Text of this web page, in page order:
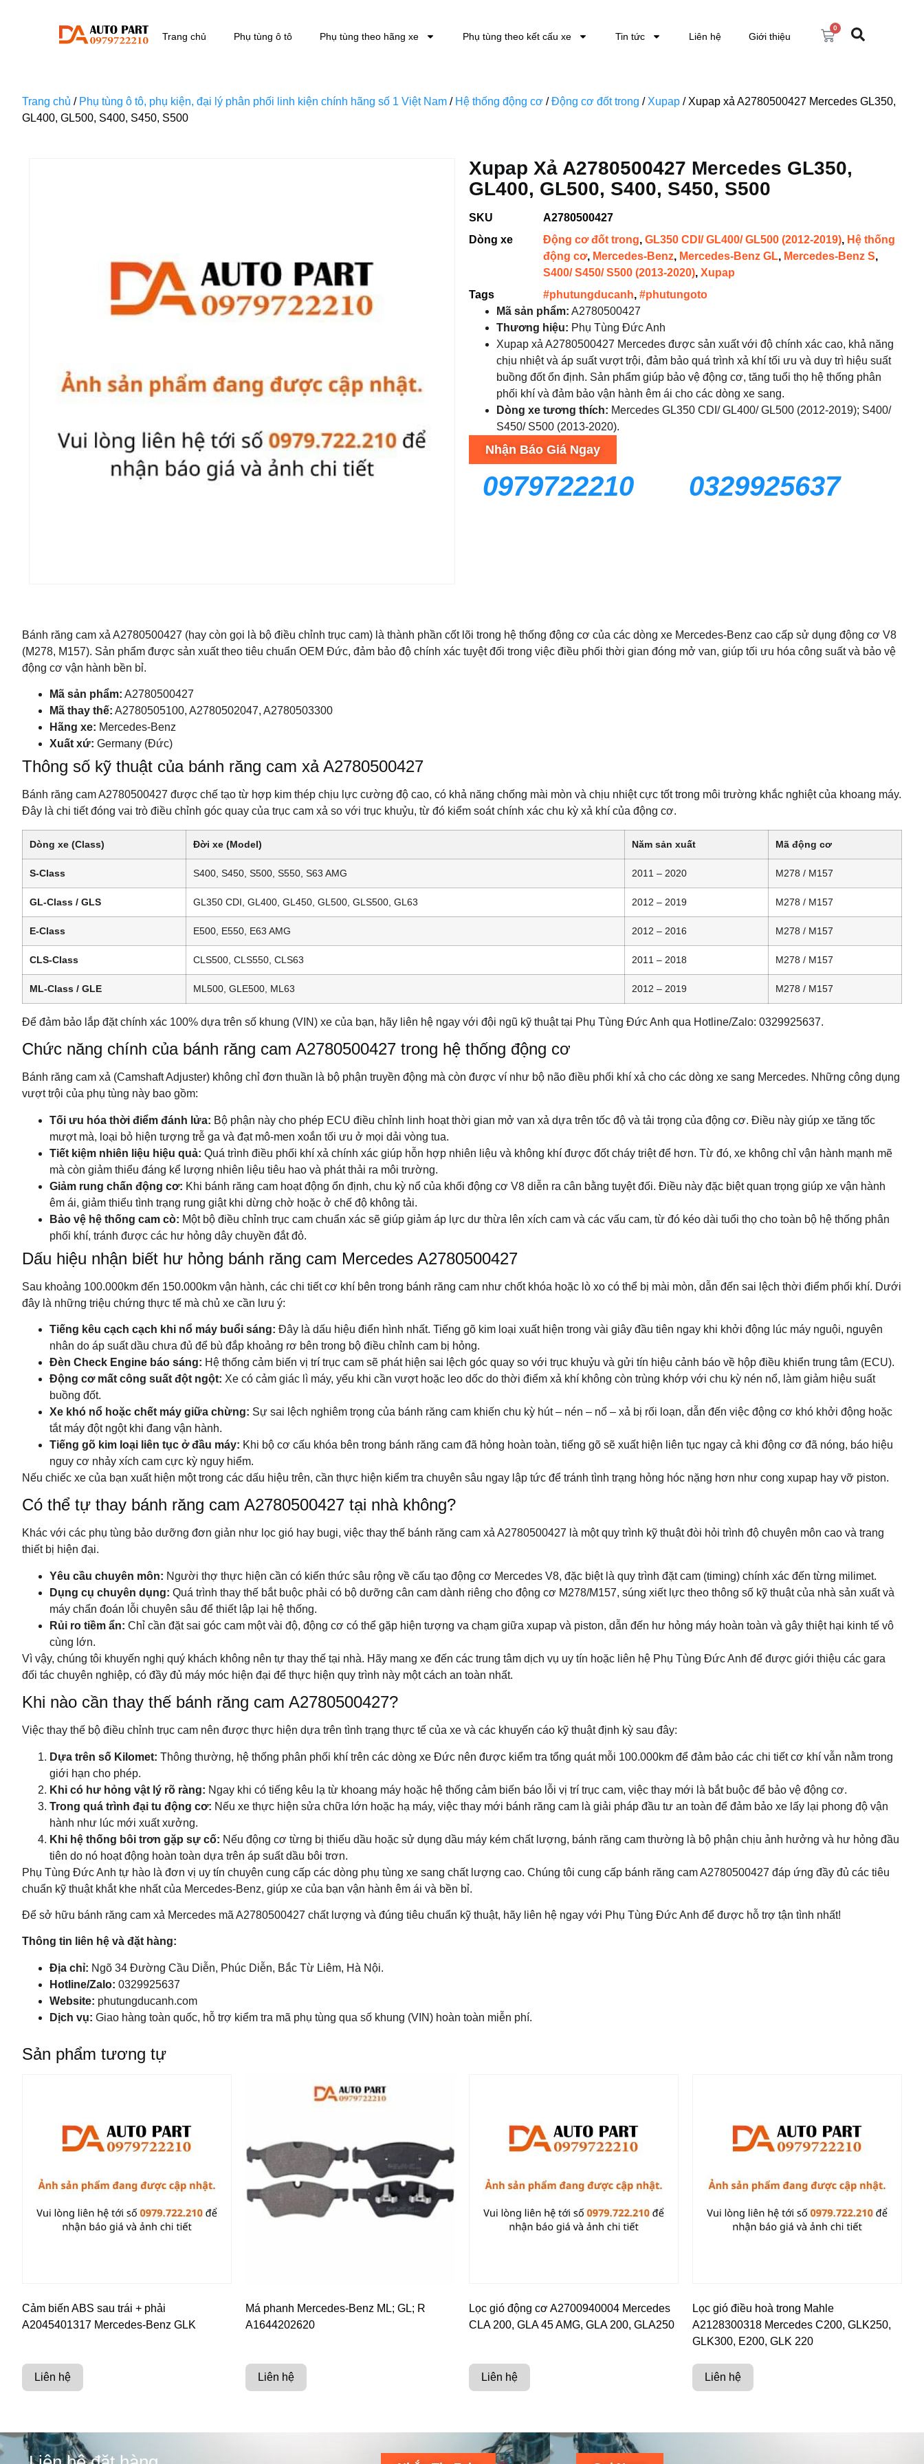
Trang chủ Phụ tùng ô tô Phụ tùng theo hãng xe Phụ tùng theo kết cấu xe Tin tức Liên hệ Giới thiệu
0
Trang chủ / Phụ tùng ô tô, phụ kiện, đại lý phân phối linh kiện chính hãng số 1 Việt Nam / Hệ thống động cơ /Động cơ đốt trong / Xupap / Xupap xả A2780500427 Mercedes GL350,
GL400, GL500, S400, S450, S500
Xupap Xả A2780500427 Mercedes GL350,
GL400, GL500, S400, S450, S500
SKU
A2780500427
Dòng xe
Động cơ đốt trong, GL350 CDI/ GL400/ GL500 (2012-2019), Hệ thống
động cơ, Mercedes-Benz, Mercedes-Benz GL, Mercedes-Benz S,
S400/ S450/ S500 (2013-2020), Xupap
Tags
#phutungducanh, #phutungoto
Mã sản phẩm: A2780500427
Thương hiệu: Phụ Tùng Đức Anh
Xupap xả A2780500427 Mercedes được sản xuất với độ chính xác cao, khả năng
chịu nhiệt và áp suất vượt trội, đảm bảo quá trình xả khí tối ưu và duy trì hiệu suất
buồng đốt ổn định. Sản phẩm giúp bảo vệ động cơ, tăng tuổi thọ hệ thống phân
phối khí và đảm bảo vận hành êm ái cho các dòng xe sang.
Dòng xe tương thích: Mercedes GL350 CDI/ GL400/ GL500 (2012-2019); S400/
S450/ S500 (2013-2020).
Nhận Báo Giá Ngay
0979722210 0329925637
Bánh răng cam xả A2780500427 (hay còn gọi là bộ điều chỉnh trục cam) là thành phần cốt lõi trong hệ thống động cơ của các dòng xe Mercedes-Benz cao cấp sử dụng động cơ V8
(M278, M157). Sản phẩm được sản xuất theo tiêu chuẩn OEM Đức, đảm bảo độ chính xác tuyệt đối trong việc điều phối thời gian đóng mở van, giúp tối ưu hóa công suất và bảo vệ
động cơ vận hành bền bỉ.
Mã sản phẩm: A2780500427
Mã thay thế: A2780505100, A2780502047, A2780503300
Hãng xe: Mercedes-Benz
Xuất xứ: Germany (Đức)
Thông số kỹ thuật của bánh răng cam xả A2780500427
Bánh răng cam A2780500427 được chế tạo từ hợp kim thép chịu lực cường độ cao, có khả năng chống mài mòn và chịu nhiệt cực tốt trong môi trường khắc nghiệt của khoang máy.
Đây là chi tiết đóng vai trò điều chỉnh góc quay của trục cam xả so với trục khuỷu, từ đó kiểm soát chính xác chu kỳ xả khí của động cơ.
Dòng xe (Class) Đời xe (Model) Năm sản xuất Mã động cơ
S-Class S400, S450, S500, S550, S63 AMG 2011 – 2020 M278 / M157
GL-Class / GLS GL350 CDI, GL400, GL450, GL500, GLS500, GL63 2012 – 2019 M278 / M157
E-Class E500, E550, E63 AMG 2012 – 2016 M278 / M157
CLS-Class CLS500, CLS550, CLS63 2011 – 2018 M278 / M157
ML-Class / GLE ML500, GLE500, ML63 2012 – 2019 M278 / M157
Để đảm bảo lắp đặt chính xác 100% dựa trên số khung (VIN) xe của bạn, hãy liên hệ ngay với đội ngũ kỹ thuật tại Phụ Tùng Đức Anh qua Hotline/Zalo: 0329925637.
Chức năng chính của bánh răng cam A2780500427 trong hệ thống động cơ
Bánh răng cam xả (Camshaft Adjuster) không chỉ đơn thuần là bộ phận truyền động mà còn được ví như bộ não điều phối khí xả cho các dòng xe sang Mercedes. Những công dụng
vượt trội của phụ tùng này bao gồm:
Tối ưu hóa thời điểm đánh lửa: Bộ phận này cho phép ECU điều chỉnh linh hoạt thời gian mở van xả dựa trên tốc độ và tải trọng của động cơ. Điều này giúp xe tăng tốc
mượt mà, loại bỏ hiện tượng trễ ga và đạt mô-men xoắn tối ưu ở mọi dải vòng tua.
Tiết kiệm nhiên liệu hiệu quả: Quá trình điều phối khí xả chính xác giúp hỗn hợp nhiên liệu và không khí được đốt cháy triệt để hơn. Từ đó, xe không chỉ vận hành mạnh mẽ
mà còn giảm thiểu đáng kể lượng nhiên liệu tiêu hao và phát thải ra môi trường.
Giảm rung chấn động cơ: Khi bánh răng cam hoạt động ổn định, chu kỳ nổ của khối động cơ V8 diễn ra cân bằng tuyệt đối. Điều này đặc biệt quan trọng giúp xe vận hành
êm ái, giảm thiểu tình trạng rung giật khi dừng chờ hoặc ở chế độ không tải.
Bảo vệ hệ thống cam cò: Một bộ điều chỉnh trục cam chuẩn xác sẽ giúp giảm áp lực dư thừa lên xích cam và các vấu cam, từ đó kéo dài tuổi thọ cho toàn bộ hệ thống phân
phối khí, tránh được các hư hỏng dây chuyền đắt đỏ.
Dấu hiệu nhận biết hư hỏng bánh răng cam Mercedes A2780500427
Sau khoảng 100.000km đến 150.000km vận hành, các chi tiết cơ khí bên trong bánh răng cam như chốt khóa hoặc lò xo có thể bị mài mòn, dẫn đến sai lệch thời điểm phối khí. Dưới
đây là những triệu chứng thực tế mà chủ xe cần lưu ý:
Tiếng kêu cạch cạch khi nổ máy buổi sáng: Đây là dấu hiệu điển hình nhất. Tiếng gõ kim loại xuất hiện trong vài giây đầu tiên ngay khi khởi động lúc máy nguội, nguyên
nhân do áp suất dầu chưa đủ để bù đắp khoảng rơ bên trong bộ điều chỉnh cam bị hỏng.
Đèn Check Engine báo sáng: Hệ thống cảm biến vị trí trục cam sẽ phát hiện sai lệch góc quay so với trục khuỷu và gửi tín hiệu cảnh báo về hộp điều khiển trung tâm (ECU).
Động cơ mất công suất đột ngột: Xe có cảm giác lì máy, yếu khi cần vượt hoặc leo dốc do thời điểm xả khí không còn trùng khớp với chu kỳ nén nổ, làm giảm hiệu suất
buồng đốt.
Xe khó nổ hoặc chết máy giữa chừng: Sự sai lệch nghiêm trọng của bánh răng cam khiến chu kỳ hút – nén – nổ – xả bị rối loạn, dẫn đến việc động cơ khó khởi động hoặc
tắt máy đột ngột khi đang vận hành.
Tiếng gõ kim loại liên tục ở đầu máy: Khi bộ cơ cấu khóa bên trong bánh răng cam đã hỏng hoàn toàn, tiếng gõ sẽ xuất hiện liên tục ngay cả khi động cơ đã nóng, báo hiệu
nguy cơ nhảy xích cam cực kỳ nguy hiểm.
Nếu chiếc xe của bạn xuất hiện một trong các dấu hiệu trên, cần thực hiện kiểm tra chuyên sâu ngay lập tức để tránh tình trạng hỏng hóc nặng hơn như cong xupap hay vỡ piston.
Có thể tự thay bánh răng cam A2780500427 tại nhà không?
Khác với các phụ tùng bảo dưỡng đơn giản như lọc gió hay bugi, việc thay thế bánh răng cam xả A2780500427 là một quy trình kỹ thuật đòi hỏi trình độ chuyên môn cao và trang
thiết bị hiện đại.
Yêu cầu chuyên môn: Người thợ thực hiện cần có kiến thức sâu rộng về cấu tạo động cơ Mercedes V8, đặc biệt là quy trình đặt cam (timing) chính xác đến từng milimet.
Dụng cụ chuyên dụng: Quá trình thay thế bắt buộc phải có bộ dưỡng cân cam dành riêng cho động cơ M278/M157, súng xiết lực theo thông số kỹ thuật của nhà sản xuất và
máy chẩn đoán lỗi chuyên sâu để thiết lập lại hệ thống.
Rủi ro tiềm ẩn: Chỉ cần đặt sai góc cam một vài độ, động cơ có thể gặp hiện tượng va chạm giữa xupap và piston, dẫn đến hư hỏng máy hoàn toàn và gây thiệt hại kinh tế vô
cùng lớn.
Vì vậy, chúng tôi khuyến nghị quý khách không nên tự thay thế tại nhà. Hãy mang xe đến các trung tâm dịch vụ uy tín hoặc liên hệ Phụ Tùng Đức Anh để được giới thiệu các gara
đối tác chuyên nghiệp, có đầy đủ máy móc hiện đại để thực hiện quy trình này một cách an toàn nhất.
Khi nào cần thay thế bánh răng cam A2780500427?
Việc thay thế bộ điều chỉnh trục cam nên được thực hiện dựa trên tình trạng thực tế của xe và các khuyến cáo kỹ thuật định kỳ sau đây:
Dựa trên số Kilomet: Thông thường, hệ thống phân phối khí trên các dòng xe Đức nên được kiểm tra tổng quát mỗi 100.000km để đảm bảo các chi tiết cơ khí vẫn nằm trong
giới hạn cho phép.
Khi có hư hỏng vật lý rõ ràng: Ngay khi có tiếng kêu lạ từ khoang máy hoặc hệ thống cảm biến báo lỗi vị trí trục cam, việc thay mới là bắt buộc để bảo vệ động cơ.
Trong quá trình đại tu động cơ: Nếu xe thực hiện sửa chữa lớn hoặc hạ máy, việc thay mới bánh răng cam là giải pháp đầu tư an toàn để đảm bảo xe lấy lại phong độ vận
hành như lúc mới xuất xưởng.
Khi hệ thống bôi trơn gặp sự cố: Nếu động cơ từng bị thiếu dầu hoặc sử dụng dầu máy kém chất lượng, bánh răng cam thường là bộ phận chịu ảnh hưởng và hư hỏng đầu
tiên do nó hoạt động hoàn toàn dựa trên áp suất dầu bôi trơn.
Phụ Tùng Đức Anh tự hào là đơn vị uy tín chuyên cung cấp các dòng phụ tùng xe sang chất lượng cao. Chúng tôi cung cấp bánh răng cam A2780500427 đáp ứng đầy đủ các tiêu
chuẩn kỹ thuật khắt khe nhất của Mercedes-Benz, giúp xe của bạn vận hành êm ái và bền bỉ.
Để sở hữu bánh răng cam xả Mercedes mã A2780500427 chất lượng và đúng tiêu chuẩn kỹ thuật, hãy liên hệ ngay với Phụ Tùng Đức Anh để được hỗ trợ tận tình nhất!
Thông tin liên hệ và đặt hàng:
Địa chỉ: Ngõ 34 Đường Cầu Diễn, Phúc Diễn, Bắc Từ Liêm, Hà Nội.
Hotline/Zalo: 0329925637
Website: phutungducanh.com
Dịch vụ: Giao hàng toàn quốc, hỗ trợ kiểm tra mã phụ tùng qua số khung (VIN) hoàn toàn miễn phí.
Sản phẩm tương tự
Cảm biến ABS sau trái + phải
A2045401317 Mercedes-Benz GLK
Liên hệ
Má phanh Mercedes-Benz ML; GL; R
A1644202620
Liên hệ
Lọc gió động cơ A2700940004 Mercedes
CLA 200, GLA 45 AMG, GLA 200, GLA250
Liên hệ
Lọc gió điều hoà trong Mahle
A2128300318 Mercedes C200, GLK250,
GLK300, E200, GLK 220
Liên hệ